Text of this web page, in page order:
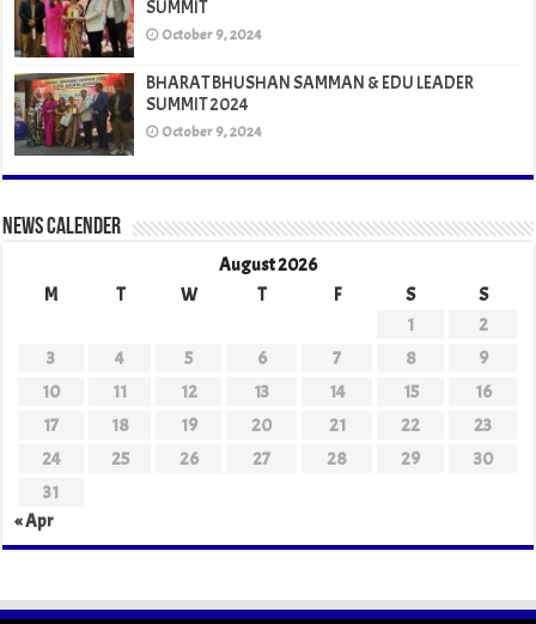
SUMMIT
October 9, 2024
BHARAT BHUSHAN SAMMAN & EDU LEADER
SUMMIT 2024
October 9, 2024
News Calender
August 2026
M
T W T F S
S
1
2
3
4 5 6 7 8
9
10
11 12 13 14 15
16
17
18 19 20 21 22
23
24
25 26 27 28 29
30
31
« Apr